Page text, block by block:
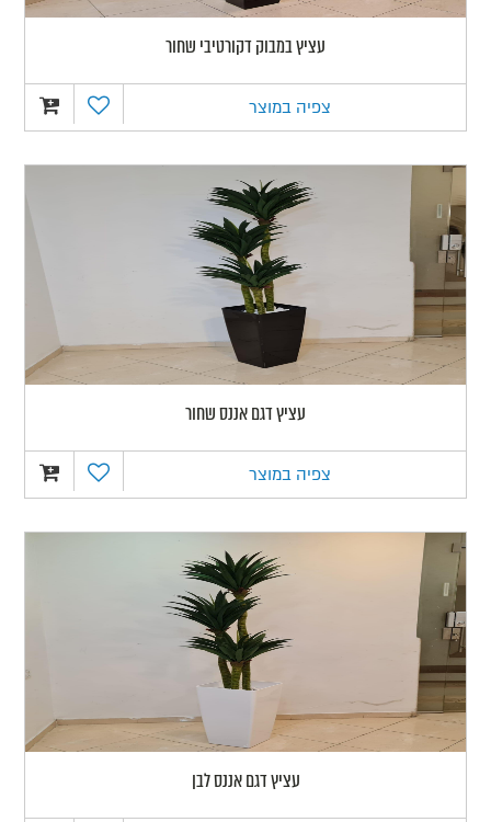
עציץ במבוק דקורטיבי שחור
צפיה במוצר
עציץ דגם אננס שחור
צפיה במוצר
עציץ דגם אננס לבן